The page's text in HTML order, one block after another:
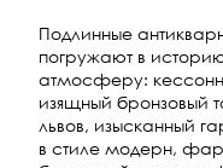
Подлинные
погружают в
атмосферу:
изящный
львов, изысканный
в стиле модерн,